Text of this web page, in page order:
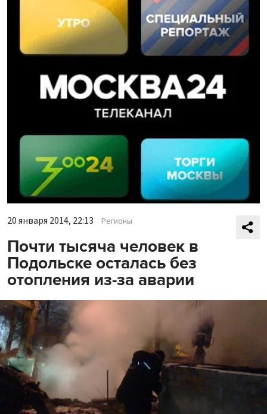
20 января 2014, 22:13 Регионы
Почти тысяча человек в
Подольске осталась без
отопления из-за аварии